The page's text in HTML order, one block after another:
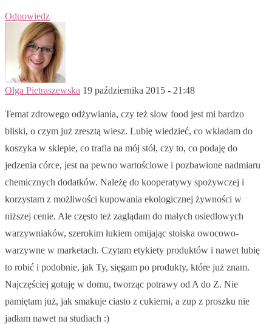
Odpowiedz
Olga Pietraszewska 19 października 2015 - 21:48
Temat zdrowego odżywiania, czy też slow food jest mi bardzo
bliski, o czym już zresztą wiesz. Lubię wiedzieć, co wkładam do
koszyka w sklepie, co trafia na mój stół, czy to, co podaję do
jedzenia córce, jest na pewno wartościowe i pozbawione nadmiaru
chemicznych dodatków. Należę do kooperatywy spożywczej i
korzystam z możliwości kupowania ekologicznej żywności w
niższej cenie. Ale często też zaglądam do małych osiedlowych
warzywniaków, szerokim łukiem omijając stoiska owocowo-
warzywne w marketach. Czytam etykiety produktów i nawet lubię
to robić i podobnie, jak Ty, sięgam po produkty, które już znam.
Najczęściej gotuję w domu, tworząc potrawy od A do Z. Nie
pamiętam już, jak smakuje ciasto z cukierni, a zup z proszku nie
jadłam nawet na studiach :)